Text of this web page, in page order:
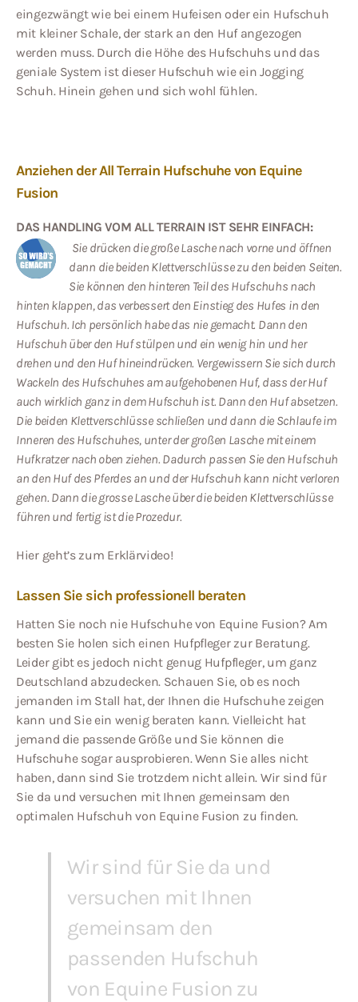
eingezwängt wie bei einem Hufeisen oder ein Hufschuh
mit kleiner Schale, der stark an den Huf angezogen
werden muss. Durch die Höhe des Hufschuhs und das
geniale System ist dieser Hufschuh wie ein Jogging
Schuh. Hinein gehen und sich wohl fühlen.
Anziehen der All Terrain Hufschuhe von Equine
Fusion
DAS HANDLING VOM ALL TERRAIN IST SEHR EINFACH:
Sie drücken die große Lasche nach vorne und öffnen
dann die beiden Klettverschlüsse zu den beiden Seiten.
Sie können den hinteren Teil des Hufschuhs nach
hinten klappen, das verbessert den Einstieg des Hufes in den
Hufschuh. Ich persönlich habe das nie gemacht. Dann den
Hufschuh über den Huf stülpen und ein wenig hin und her
drehen und den Huf hineindrücken. Vergewissern Sie sich durch
Wackeln des Hufschuhes am aufgehobenen Huf, dass der Huf
auch wirklich ganz in dem Hufschuh ist. Dann den Huf absetzen.
Die beiden Klettverschlüsse schließen und dann die Schlaufe im
Inneren des Hufschuhes, unter der großen Lasche mit einem
Hufkratzer nach oben ziehen. Dadurch passen Sie den Hufschuh
an den Huf des Pferdes an und der Hufschuh kann nicht verloren
gehen. Dann die grosse Lasche über die beiden Klettverschlüsse
führen und fertig ist die Prozedur.
Hier geht’s zum Erklärvideo!
Lassen Sie sich professionell beraten
Hatten Sie noch nie Hufschuhe von Equine Fusion? Am
besten Sie holen sich einen Hufpfleger zur Beratung.
Leider gibt es jedoch nicht genug Hufpfleger, um ganz
Deutschland abzudecken. Schauen Sie, ob es noch
jemanden im Stall hat, der Ihnen die Hufschuhe zeigen
kann und Sie ein wenig beraten kann. Vielleicht hat
jemand die passende Größe und Sie können die
Hufschuhe sogar ausprobieren. Wenn Sie alles nicht
haben, dann sind Sie trotzdem nicht allein. Wir sind für
Sie da und versuchen mit Ihnen gemeinsam den
optimalen Hufschuh von Equine Fusion zu finden.
Wir sind für Sie da und
versuchen mit Ihnen
gemeinsam den
passenden Hufschuh
von Equine Fusion zu